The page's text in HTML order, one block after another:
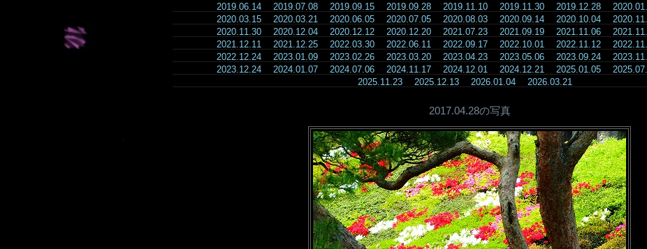
2019.06.14
2019.07.08 2019.09.15 2019.09.28 2019.11.10 2019.11.30 2019.12.28
2020.03.15
2020.03.21 2020.06.05 2020.07.05 2020.08.03 2020.09.14 2020.10.04
2020.11.30
2020.12.04 2020.12.12 2020.12.20 2021.07.23 2021.09.19 2021.11.06
2021.12.11
2021.12.25 2022.03.30 2022.06.11 2022.09.17 2022.10.01 2022.11.12
2022.12.24
2023.01.09 2023.02.26 2023.03.20 2023.04.23 2023.05.06 2023.09.24
2023.12.24
2024.01.07 2024.07.06 2024.11.17 2024.12.01 2024.12.21 2025.01.05
2025.11.23
2025.12.13 2026.01.04 2026.03.21
2017.04.28の写真